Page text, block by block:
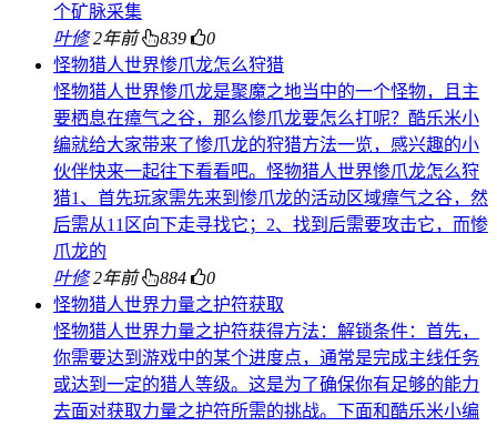
个矿脉采集
叶修 2年前 839
0
怪物猎人世界惨爪龙怎么狩猎
怪物猎人世界惨爪龙是聚魔之地当中的一个怪物，且主
要栖息在瘴气之谷，那么惨爪龙要怎么打呢？酷乐米小
编就给大家带来了惨爪龙的狩猎方法一览，感兴趣的小
伙伴快来一起往下看看吧。怪物猎人世界惨爪龙怎么狩
猎1、首先玩家需先来到惨爪龙的活动区域瘴气之谷，然
后需从11区向下走寻找它；2、找到后需要攻击它，而惨
爪龙的
叶修 2年前 884
0
怪物猎人世界力量之护符获取
怪物猎人世界力量之护符获得方法：解锁条件：首先，
你需要达到游戏中的某个进度点，通常是完成主线任务
或达到一定的猎人等级。这是为了确保你有足够的能力
去面对获取力量之护符所需的挑战。下面和酷乐米小编